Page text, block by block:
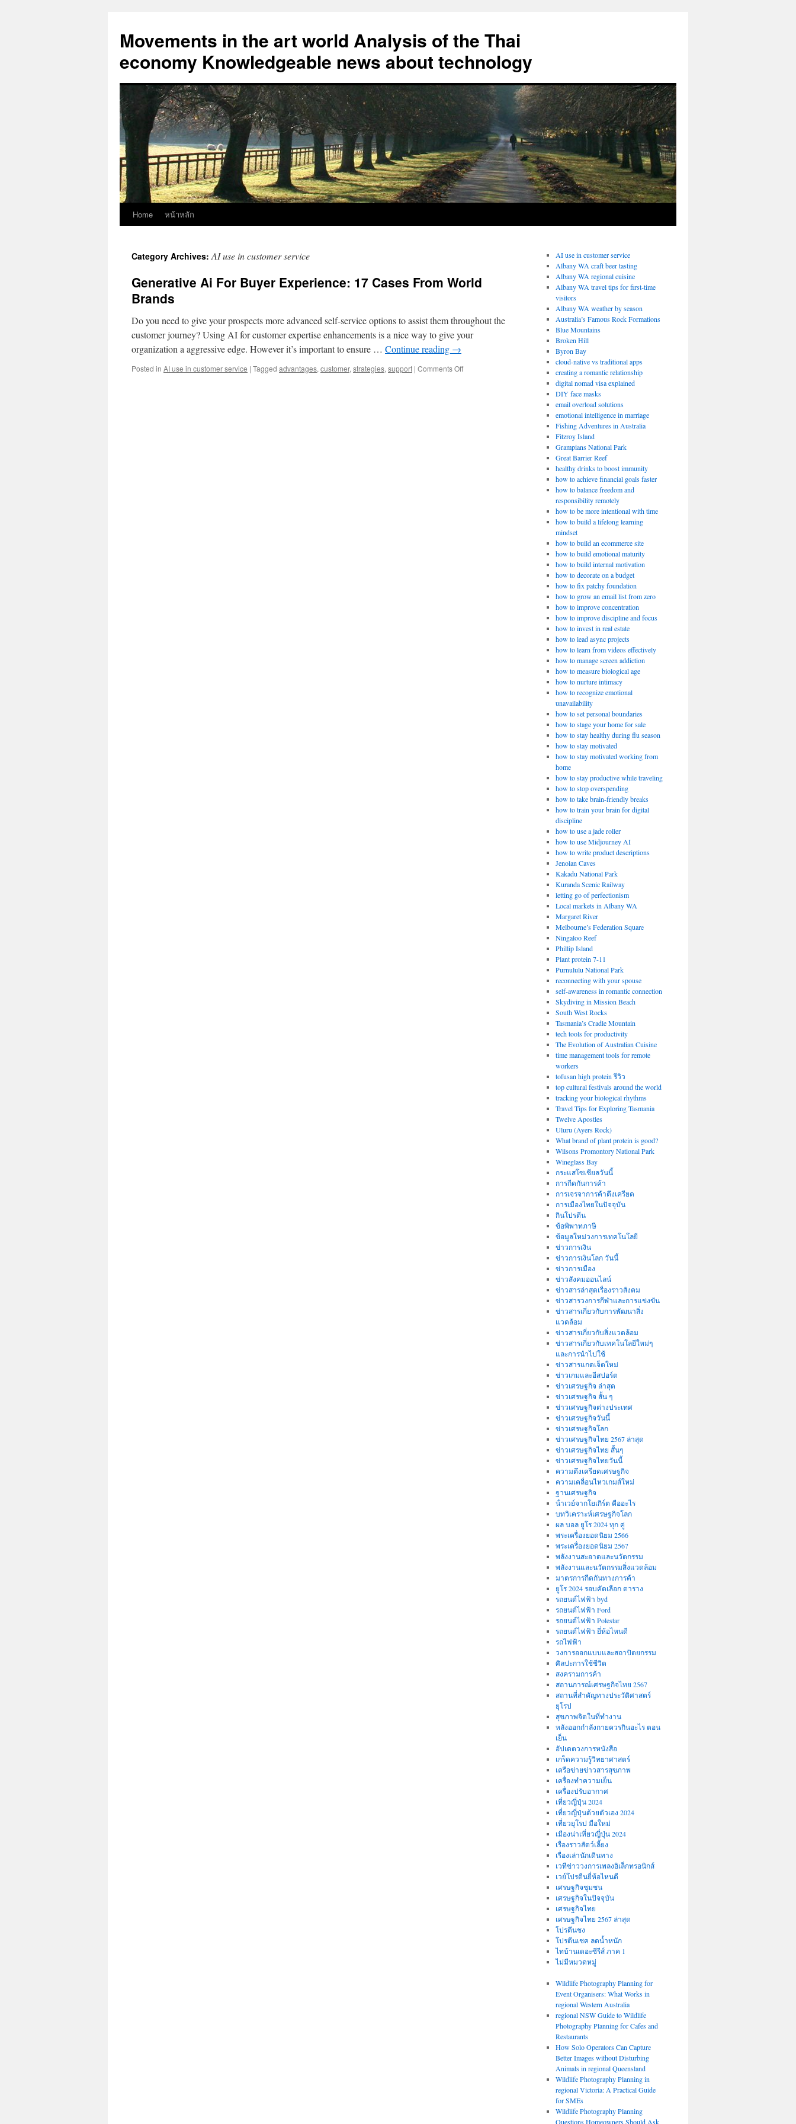
content
Movements in the art world Analysis of the Thai
economy Knowledgeable news about technology
Home หน้าหลัก
Category Archives:AI use in customer service
Generative Ai For Buyer Experience: 17 Cases From World
Brands
Do you need to give your prospects more advanced self-service options to assist them throughout the
customer journey? Using AI for customer expertise enhancements is a nice way to give your
organization a aggressive edge. However it’s important to ensure … Continue reading →
Posted in AI use in customer service | Tagged advantages, customer, strategies, support | Comments Offon
AI use in customer service
Albany WA craft beer tasting
Albany WA regional cuisine
Albany WA travel tips for first-time
visitors
Albany WA weather by season
Australia’s Famous Rock Formations
Blue Mountains
Broken Hill
Byron Bay
cloud-native vs traditional apps
creating a romantic relationship
digital nomad visa explained
DIY face masks
email overload solutions
emotional intelligence in marriage
Fishing Adventures in Australia
Fitzroy Island
Grampians National Park
Great Barrier Reef
healthy drinks to boost immunity
how to achieve financial goals faster
how to balance freedom and
responsibility remotely
how to be more intentional with time
how to build a lifelong learning
mindset
how to build an ecommerce site
how to build emotional maturity
how to build internal motivation
how to decorate on a budget
how to fix patchy foundation
how to grow an email list from zero
how to improve concentration
how to improve discipline and focus
how to invest in real estate
how to lead async projects
how to learn from videos effectively
how to manage screen addiction
how to measure biological age
how to nurture intimacy
how to recognize emotional
unavailability
how to set personal boundaries
how to stage your home for sale
how to stay healthy during flu season
how to stay motivated
how to stay motivated working from
home
how to stay productive while traveling
how to stop overspending
how to take brain-friendly breaks
how to train your brain for digital
discipline
how to use a jade roller
how to use Midjourney AI
how to write product descriptions
Jenolan Caves
Kakadu National Park
Kuranda Scenic Railway
letting go of perfectionism
Local markets in Albany WA
Margaret River
Melbourne’s Federation Square
Ningaloo Reef
Phillip Island
Plant protein 7-11
Purnululu National Park
reconnecting with your spouse
self-awareness in romantic connection
Skydiving in Mission Beach
South West Rocks
Tasmania’s Cradle Mountain
tech tools for productivity
The Evolution of Australian Cuisine
time management tools for remote
workers
tofusan high protein รีวิว
top cultural festivals around the world
tracking your biological rhythms
Travel Tips for Exploring Tasmania
Twelve Apostles
Uluru (Ayers Rock)
What brand of plant protein is good?
Wilsons Promontory National Park
Wineglass Bay
กระแสโซเชียลวันนี้
การกีดกันการค้า
การเจรจาการค้าตึงเครียด
การเมืองไทยในปัจจุบัน
กินโปรตีน
ข้อพิพาทภาษี
ข้อมูลใหม่วงการเทคโนโลยี
ข่าวการเงิน
ข่าวการเงินโลก วันนี้
ข่าวการเมือง
ข่าวสังคมออนไลน์
ข่าวสารล่าสุดเรื่องราวสังคม
ข่าวสารวงการกีฬาและการแข่งขัน
ข่าวสารเกี่ยวกับการพัฒนาสิ่ง
แวดล้อม
ข่าวสารเกี่ยวกับสิ่งแวดล้อม
ข่าวสารเกี่ยวกับเทคโนโลยีใหม่ๆ
และการนำไปใช้
ข่าวสารแกดเจ็ตใหม่
ข่าวเกมและอีสปอร์ต
ข่าวเศรษฐกิจ ล่าสุด
ข่าวเศรษฐกิจ สั้น ๆ
ข่าวเศรษฐกิจต่างประเทศ
ข่าวเศรษฐกิจวันนี้
ข่าวเศรษฐกิจโลก
ข่าวเศรษฐกิจไทย 2567 ล่าสุด
ข่าวเศรษฐกิจไทย สั้นๆ
ข่าวเศรษฐกิจไทยวันนี้
ความตึงเครียดเศรษฐกิจ
ความเคลื่อนไหวเกมส์ใหม่
ฐานเศรษฐกิจ
น้ําเวย์จากโยเกิร์ต คืออะไร
บทวิเคราะห์เศรษฐกิจโลก
ผล บอล ยูโร 2024 ทุก คู่
พระเครื่องยอดนิยม 2566
พระเครื่องยอดนิยม 2567
พลังงานสะอาดและนวัตกรรม
พลังงานและนวัตกรรมสิ่งแวดล้อม
มาตรการกีดกันทางการค้า
ยูโร 2024 รอบคัดเลือก ตาราง
รถยนต์ไฟฟ้า byd
รถยนต์ไฟฟ้า Ford
รถยนต์ไฟฟ้า Polestar
รถยนต์ไฟฟ้า ยี่ห้อไหนดี
รถไฟฟ้า
วงการออกแบบและสถาปัตยกรรม
ศิลปะการใช้ชีวิต
สงครามการค้า
สถานการณ์เศรษฐกิจไทย 2567
สถานที่สําคัญทางประวัติศาสตร์
ยุโรป
สุขภาพจิตในที่ทำงาน
หลังออกกําลังกายควรกินอะไร ตอน
เย็น
อัปเดตวงการหนังสือ
เกร็ดความรู้วิทยาศาสตร์
เครือข่ายข่าวสารสุขภาพ
เครื่องทำความเย็น
เครื่องปรับอากาศ
เที่ยวญี่ปุ่น 2024
เที่ยวญี่ปุ่นด้วยตัวเอง 2024
เที่ยวยุโรป มือใหม่
เมืองน่าเที่ยวญี่ปุ่น 2024
เรื่องราวสัตว์เลี้ยง
เรื่องเล่านักเดินทาง
เวทีข่าววงการเพลงอิเล็กทรอนิกส์
เวย์โปรตีนยี่ห้อไหนดี
เศรษฐกิจชุมชน
เศรษฐกิจในปัจจุบัน
เศรษฐกิจไทย
เศรษฐกิจไทย 2567 ล่าสุด
โปรตีนชง
โปรตีนเชค ลดน้ำหนัก
ไทบ้านเดอะซีรีส์ ภาค 1
ไม่มีหมวดหมู่
Wildlife Photography Planning for
Event Organisers: What Works in
regional Western Australia
regional NSW Guide to Wildlife
Photography Planning for Cafes and
Restaurants
How Solo Operators Can Capture
Better Images without Disturbing
Animals in regional Queensland
Wildlife Photography Planning in
regional Victoria: A Practical Guide
for SMEs
Wildlife Photography Planning
Questions Homeowners Should Ask